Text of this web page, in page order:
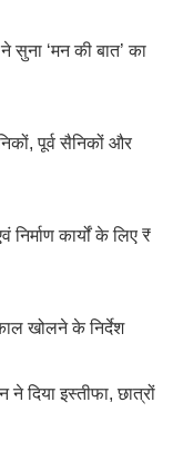
सुना ‘मन की बात’ का
पूर्व सैनिकों और
कार्यों के लिए ₹
खोलने के निर्देश
ने दिया इस्तीफा, छात्रों